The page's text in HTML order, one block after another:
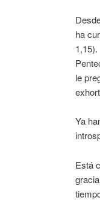
ha
le
Ya
Está